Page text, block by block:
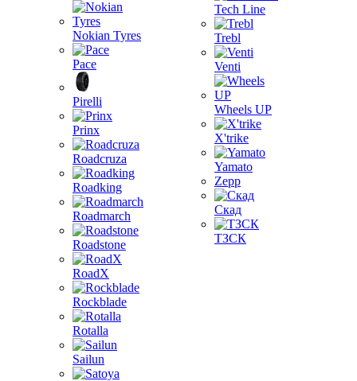
Nokian Tyres
Pace
Pirelli
Prinx
Roadcruza
Roadking
Roadmarch
Roadstone
RoadX
Rockblade
Rotalla
Sailun
Tech Line
Trebl
Venti
Wheels UP
X'trike
Yamato
Zepp
Скад
ТЗСК